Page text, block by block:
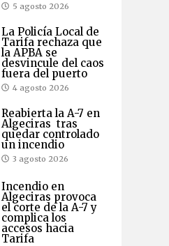
5 agosto 2026
La Policía Local de
Tarifa rechaza que
la APBA se
desvincule del caos
fuera del puerto
4 agosto 2026
Reabierta la A-7 en
Algeciras tras
quedar controlado
un incendio
3 agosto 2026
Incendio en
Algeciras provoca
el corte de la A-7 y
complica los
accesos hacia
Tarifa